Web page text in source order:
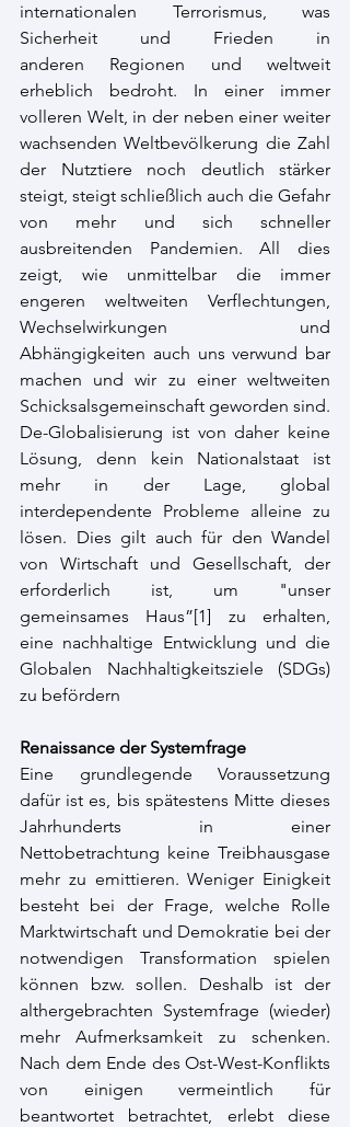
internationalen Terrorismus, was
Sicherheit und Frieden in
anderen Regionen und weltweit
erheblich bedroht. In einer immer
volleren Welt, in der neben einer weiter
wachsenden Weltbevölkerung die Zahl
der Nutztiere noch deutlich stärker
steigt, steigt schließlich auch die Gefahr
von mehr und sich schneller
ausbreitenden Pandemien. All dies
zeigt, wie unmittelbar die immer
engeren weltweiten Verflechtungen,
Wechselwirkungen und
Abhängigkeiten auch uns verwund bar
machen und wir zu einer weltweiten
Schicksalsgemeinschaft geworden sind.
De-Globalisierung ist von daher keine
Lösung, denn kein Nationalstaat ist
mehr in der Lage, global
interdependente Probleme alleine zu
lösen. Dies gilt auch für den Wandel
von Wirtschaft und Gesellschaft, der
erforderlich ist, um "unser
gemeinsames Haus”[1] zu erhalten,
eine nachhaltige Entwicklung und die
Globalen Nachhaltigkeitsziele (SDGs)
zu befördern
Renaissance der Systemfrage
Eine grundlegende Voraussetzung
dafür ist es, bis spätestens Mitte dieses
Jahrhunderts in einer
Nettobetrachtung keine Treibhausgase
mehr zu emittieren. Weniger Einigkeit
besteht bei der Frage, welche Rolle
Marktwirtschaft und Demokratie bei der
notwendigen Transformation spielen
können bzw. sollen. Deshalb ist der
althergebrachten Systemfrage (wieder)
mehr Aufmerksamkeit zu schenken.
Nach dem Ende des Ost-West-Konflikts
von einigen vermeintlich für
beantwortet betrachtet, erlebt diese